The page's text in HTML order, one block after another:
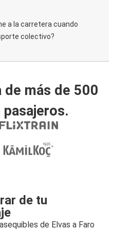
a la carretera cuando
colectivo?
de más de 500
de tu
de Elvas a Faro